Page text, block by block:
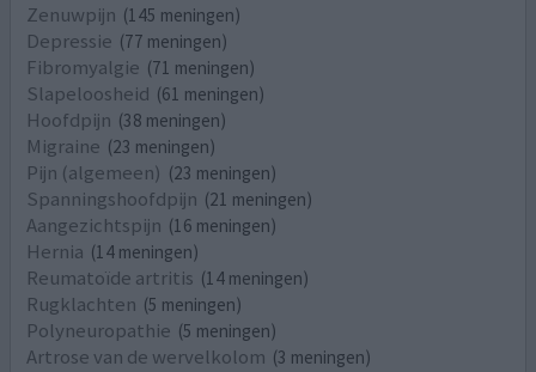
Zenuwpijn (145 meningen)
Depressie (77 meningen)
Fibromyalgie (71 meningen)
Slapeloosheid (61 meningen)
Hoofdpijn (38 meningen)
Migraine (23 meningen)
Pijn (algemeen) (23 meningen)
Spanningshoofdpijn (21 meningen)
Aangezichtspijn (16 meningen)
Hernia (14 meningen)
Reumatoïde artritis (14 meningen)
Rugklachten (5 meningen)
Polyneuropathie (5 meningen)
Artrose van de wervelkolom (3 meningen)